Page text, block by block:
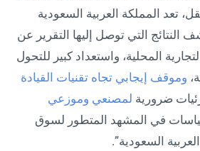
تعد المملكة العربية السعودية
النتائج التي توصل إليها التقرير عن
المحلية، واستعداد كبير للتحول
وموقف إيجابي تجاه تقنيات القيادة
ضرورية لمصنعي وموزعي
في المشهد المتطور لسوق
السعودية”.